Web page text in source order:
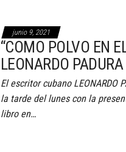
junio 9, 2021
“COMO POLVO EN
LEONARDO PADURA
El escritor cubano LEONARDO
la tarde del lunes con la
libro en…